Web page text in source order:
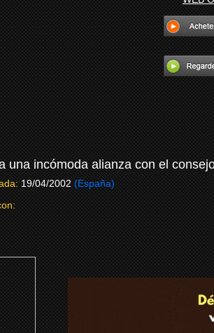
una incómoda alianza con el
19/04/2002 (España)